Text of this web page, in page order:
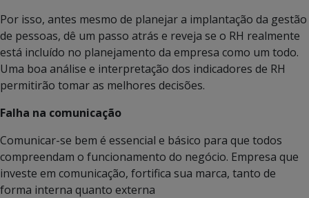
Por isso, antes mesmo de planejar a implantação da gestão
de pessoas, dê um passo atrás e reveja se o RH realmente
está incluído no planejamento da empresa como um todo.
Uma boa análise e interpretação dos indicadores de RH
permitirão tomar as melhores decisões.
Falha na comunicação
Comunicar-se bem é essencial e básico para que todos
compreendam o funcionamento do negócio. Empresa que
investe em comunicação, fortifica sua marca, tanto de
forma interna quanto externa